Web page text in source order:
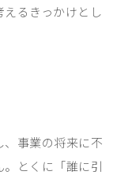
るきっかけとし
事業の将来に不
とくに「誰に引